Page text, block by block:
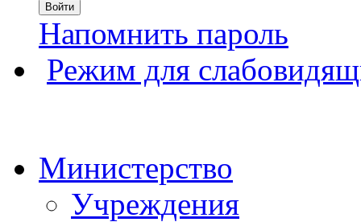
Войти
Напомнить пароль
Режим для
Министерство
Учреждения